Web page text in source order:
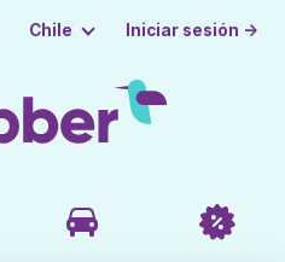
Chile Iniciar sesión →